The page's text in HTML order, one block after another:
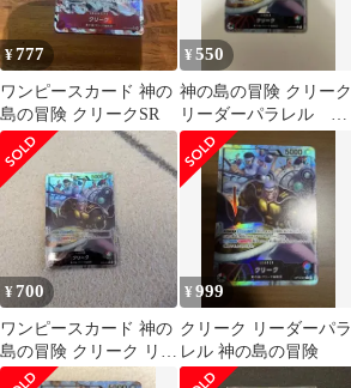
¥777
ワンピースカード 神の
島の冒険 クリークSR
¥550
神の島の冒険 クリーク
リーダーパラレル ワ
ンピースカード
¥700
ワンピースカード 神の
島の冒険 クリーク リー
ダーパラレル
¥999
クリーク リーダーパラ
レル 神の島の冒険